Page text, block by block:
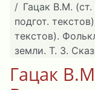
Гацак В.М.
подгот.
текстов).
земли. Т. 3.
Гацак